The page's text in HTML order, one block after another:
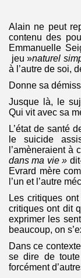
Alain ne peut
contenu des
Emmanuelle
jeu »naturel
à l’autre de soi,
Donne sa
Jusque là, le
Qui vit avec sa
L’état de santé
le suicide
l’amèneraient à
dans ma vie »
Evrard mère
l’un et l’autre
Les critiques
critiques ont dit
exprimer les
beaucoup, on
Dans ce
se dire de
forcément